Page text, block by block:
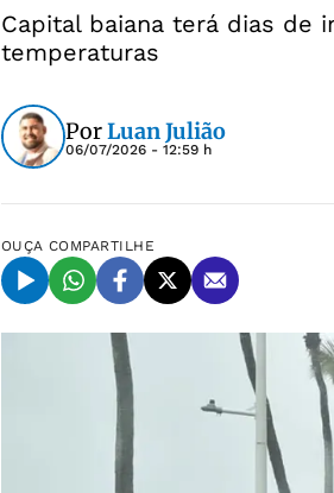
Capital baiana terá dias de
temperaturas
PorLuan Julião
06/07/2026 - 12:59 h
OUÇA COMPARTILHE